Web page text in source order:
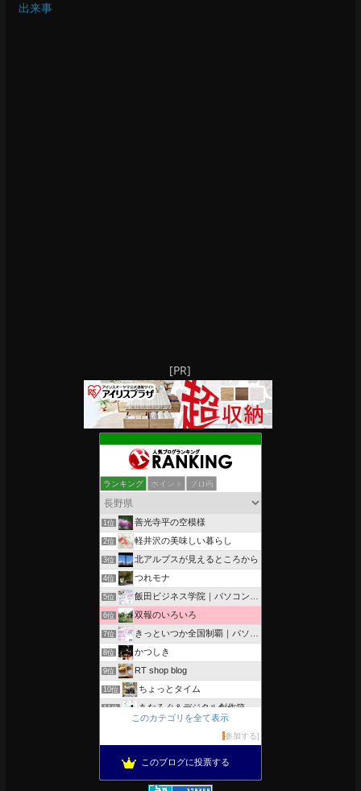
出来事
[PR]
ランキング ポイント ブロ画
1位 善光寺平の空模様
2位 軽井沢の美味しい暮らし
3位 北アルプスが見えるところから
4位 つれモナ
5位 飯田ビジネス学院｜パソコン、簿記、公共職業訓練と求職者支援
6位 双報のいろいろ
7位 きっといつか全国制覇｜パソコン教室、簿記教室のスタッフブログ
8位 かつしき
9位 RT shop blog
10位 ちょっとタイム
11位 あなろぐ＆デジタル創作箱
軽井沢まったり生活 柴犬とともに
13位 ぴきょログ 軽井沢でぐーたら生活
がんばれ長野
15位 OESセｴラ＆レイラ何気ない風景
このカテゴリを全て表示
参加する
このブログに投票する